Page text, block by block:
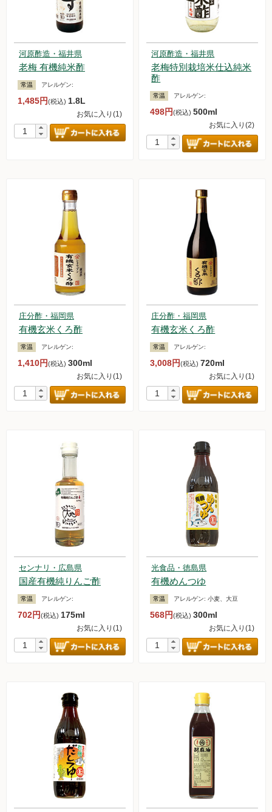
河原酢造・福井県
老梅 有機純米酢
常温 アレルゲン:
1,485円(税込) 1.8L
お気に入り(1)
河原酢造・福井県
老梅特別栽培米仕込純米
酢
常温 アレルゲン:
498円(税込)500ml
お気に入り(2)
庄分酢・福岡県
有機玄米くろ酢
常温 アレルゲン:
1,410円(税込) 300ml
お気に入り(1)
庄分酢・福岡県
有機玄米くろ酢
常温 アレルゲン:
3,008円(税込)720ml
お気に入り(1)
センナリ・広島県
国産有機純りんご酢
常温 アレルゲン:
702円(税込) 175ml
お気に入り(1)
光食品・徳島県
有機めんつゆ
常温 アレルゲン:小麦、大豆
568円(税込)300ml
お気に入り(1)